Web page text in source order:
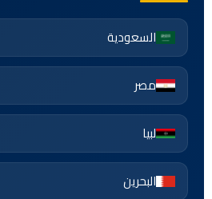
السعودية
مصر
لبيا
البحرين